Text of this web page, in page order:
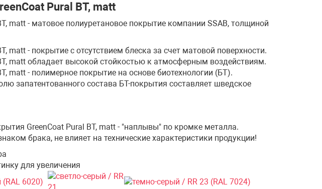
Pural BT, matt
matt - матовое полиуретановое покрытие компании SSAB, толщиной
matt - покрытие с отсутствием блеска за счет матовой поверхности.
matt обладает высокой стойкостью к атмосферным воздействиям.
matt - полимерное покрытие на основе биотехнологии (БТ).
запатентованного состава БТ-покрытия составляет шведское
GreenCoat Pural BT, matt - "наплывы" по кромке металла.
брака, не влияет на технические характеристики продукции!
для увеличения